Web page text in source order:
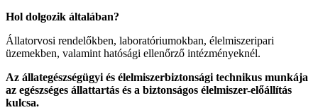
Hol dolgozik általában?
Állatorvosi rendelőkben, laboratóriumokban, élelmiszeripari
üzemekben, valamint hatósági ellenőrző intézményeknél.
Az állategészségügyi és élelmiszerbiztonsági technikus munkája
az egészséges állattartás és a biztonságos élelmiszer-előállítás
kulcsa.